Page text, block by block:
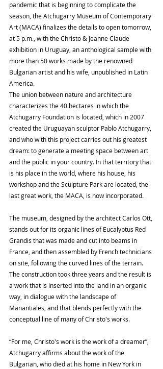
pandemic that is beginning to complicate the
season, the Atchugarry Museum of Contemporary
Art (MACA) finalizes the details to open tomorrow,
at 5 p.m., with the Christo & Jeanne Claude
exhibition in Uruguay, an anthological sample with
more than 50 works made by the renowned
Bulgarian artist and his wife, unpublished in Latin
America.
The union between nature and architecture
characterizes the 40 hectares in which the
Atchugarry Foundation is located, which in 2007
created the Uruguayan sculptor Pablo Atchugarry,
and who with this project carries out his greatest
dream: to generate a meeting space between art
and the public in your country. In that territory that
is his place in the world, where his house, his
workshop and the Sculpture Park are located, the
last great work, the MACA, is now incorporated.
The museum, designed by the architect Carlos Ott,
stands out for its organic lines of Eucalyptus Red
Grandis that was made and cut into beams in
France, and then assembled by French technicians
on site, following the curved lines of the terrain.
The construction took three years and the result is
a work that is inserted into the land in an organic
way, in dialogue with the landscape of
Manantiales, and that blends perfectly with the
conceptual line of many of Christo's works.
“For me, Christo's work is the work of a dreamer”,
Atchugarry affirms about the work of the
Bulgarian, who died at his home in New York in